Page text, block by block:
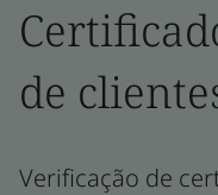
de
Verificação de